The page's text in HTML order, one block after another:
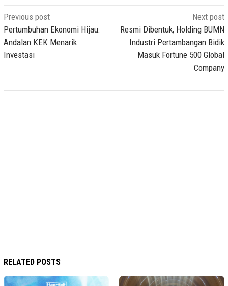
Post
navigation
Previous post
Pertumbuhan Ekonomi Hijau:
Andalan KEK Menarik
Investasi
Next post
Resmi Dibentuk, Holding BUMN
Industri Pertambangan Bidik
Masuk Fortune 500 Global
Company
RELATED POSTS